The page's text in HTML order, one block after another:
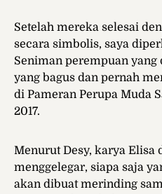
Setelah mereka selesai
secara simbolis, saya
Seniman perempuan
yang bagus dan pernah
di Pameran Perupa Muda
2017.
Menurut Desy, karya Elisa
menggelegar, siapa saja
akan dibuat merinding